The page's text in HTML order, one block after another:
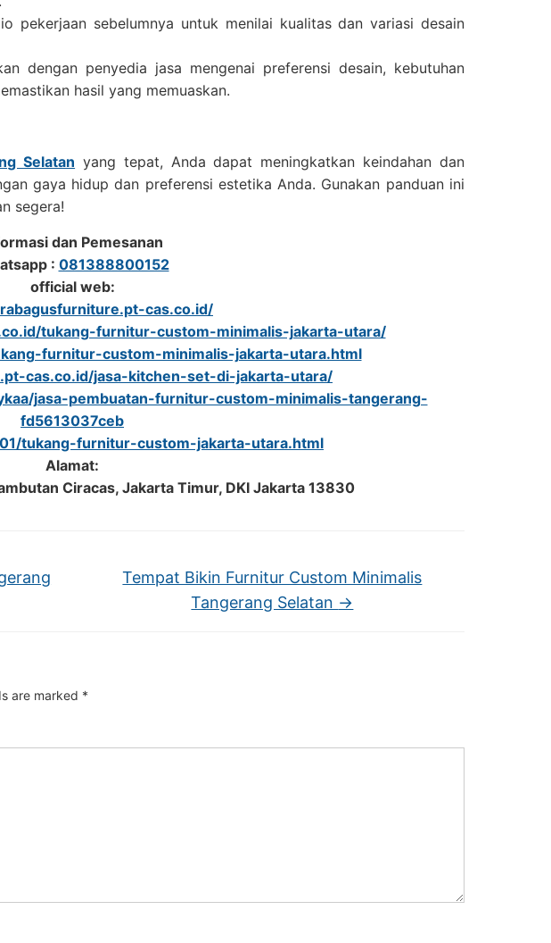
pekerjaan sebelumnya untuk menilai kualitas dan variasi desain
dengan penyedia jasa mengenai preferensi desain, kebutuhan
hasil yang memuaskan.
Selatan yang tepat, Anda dapat meningkatkan keindahan dan
gaya hidup dan preferensi estetika Anda. Gunakan panduan ini
segera!
dan Pemesanan
: 081388800152
official web:
cas.co.id/
tukang-furnitur-custom-minimalis-jakarta-utara/
furnitur-custom-minimalis-jakarta-utara.html
cas.co.id/jasa-kitchen-set-di-jakarta-utara/
jasa-pembuatan-furnitur-custom-minimalis-tangerang-
fd5613037ceb
tukang-furnitur-custom-jakarta-utara.html
Alamat:
Ciracas, Jakarta Timur, DKI Jakarta 13830
Tempat Bikin Furnitur Custom Minimalis
Tangerang Selatan →
are marked *